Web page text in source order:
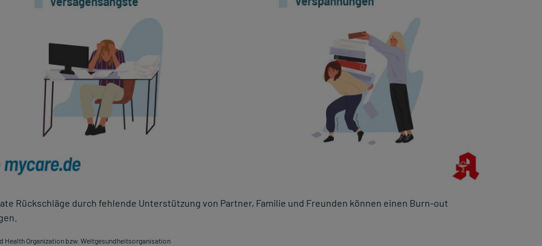
Rückschläge durch fehlende Unterstützung von Partner, Familie und Freunden können einen Burn-out
Health Organization bzw. Weltgesundheitsorganisation